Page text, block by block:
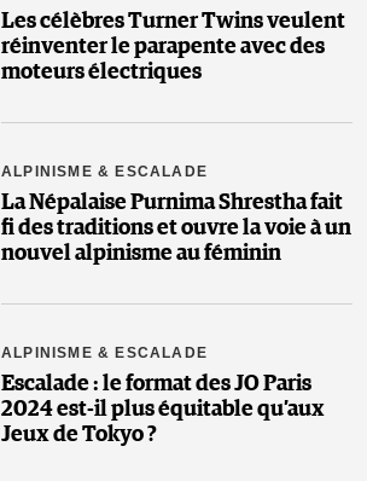
Les célèbres Turner Twins veulent
réinventer le parapente avec des
moteurs électriques
ALPINISME & ESCALADE
La Népalaise Purnima Shrestha fait
fi des traditions et ouvre la voie à un
nouvel alpinisme au féminin
ALPINISME & ESCALADE
Escalade : le format des JO Paris
2024 est-il plus équitable qu’aux
Jeux de Tokyo ?